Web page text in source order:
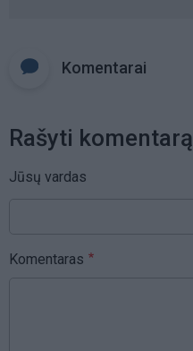
Komentarai
Rašyti komentarą
Jūsų vardas
Komentaras